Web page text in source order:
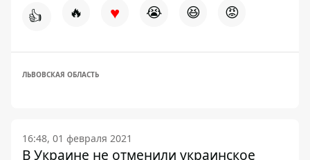
👍 🔥 ♥ 😭 😆 😡
ЛЬВОВСКАЯ ОБЛАСТЬ
16:48, 01 февраля 2021
В Украине не отменили украинское